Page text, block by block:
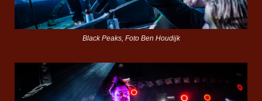
Black Peaks, Foto Ben Houdijk